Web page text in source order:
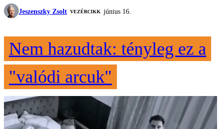
Jeszenszky Zsolt VEZÉRCIKK június 16.
Nem hazudtak: tényleg ez a
"valódi arcuk"